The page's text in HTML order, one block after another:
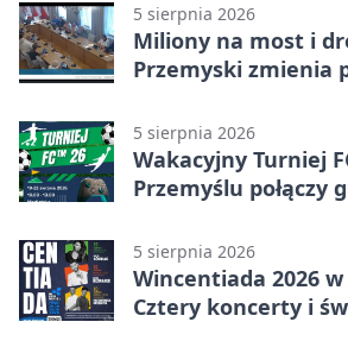
5 sierpnia 2026
Miliony na most i
Przemyski zmienia
5 sierpnia 2026
Wakacyjny Turniej
Przemyślu połączy
5 sierpnia 2026
Wincentiada 2026
Cztery koncerty i